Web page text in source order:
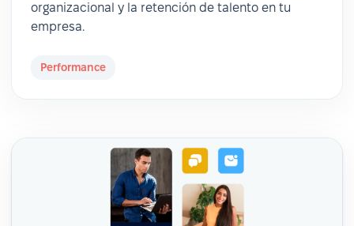
organizacional y la retención de talento en tu
empresa.
Performance